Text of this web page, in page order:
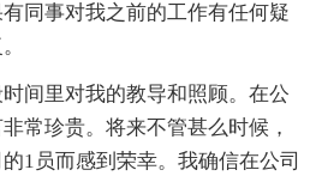
同事对我之前的工作有任何疑
间里对我的教导和照顾。在公
常珍贵。将来不管甚么时候，
1员而感到荣幸。我确信在公司